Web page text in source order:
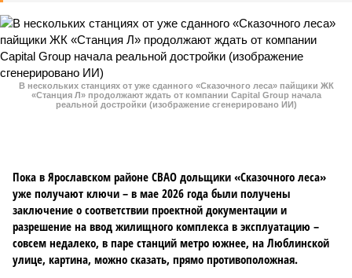
В нескольких станциях от уже сданного «Сказочного леса» пайщики ЖК
«Станция Л» продолжают ждать от компании Capital Group начала
реальной достройки (изображение сгенерировано ИИ)
Пока в Ярославском районе СВАО дольщики «Сказочного леса»
уже получают ключи – в мае 2026 года были получены
заключение о соответствии проектной документации и
разрешение на ввод жилищного комплекса в эксплуатацию –
совсем недалеко, в паре станций метро южнее, на Люблинской
улице, картина, можно сказать, прямо противоположная.